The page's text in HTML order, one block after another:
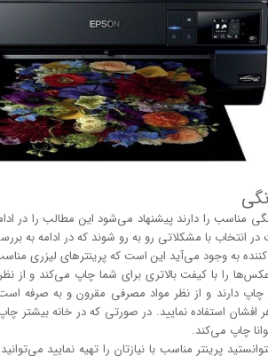
مناسب را دارند پیشنهاد می‌شود این مطالب را در
انتخاب با مشکلاتی رو به رو شوند که در ادامه به
به وجود می‌آید این است که پرینتر‌های لیزری
را با کیفت بالا‌‌‌تری برای شما چاپ می‌کند و از
دارند و از نظر مواد مصرفی مقرون و به صرفه
استفاده نمایید. در صورتی که در خانه بیشتر
چاپ می‌کند.
پرینتر مناسب با نیازتان را تهیه نمایید